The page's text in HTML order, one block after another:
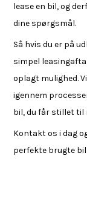
lease en bil, og
dine spørgsmål.
Så hvis du er på
simpel
oplagt mulighed.
igennem
bil, du får stillet til
Kontakt os i dag
perfekte brugte